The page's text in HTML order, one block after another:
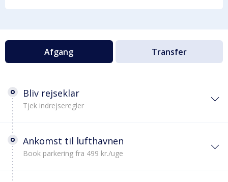
Afgang Transfer
Bliv rejseklar
Tjek indrejseregler
Ankomst til lufthavnen
Book parkering fra 499 kr./uge